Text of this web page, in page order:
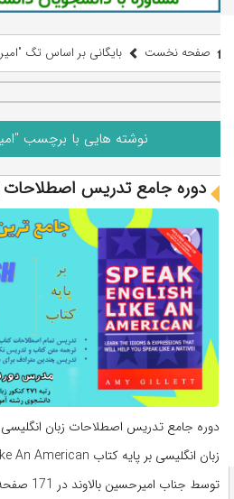
صفحه نخست بایگانی بر اساس تگ
نوشته هایی با برچسب
دوره جامع تدریس اصطلاحات
دوره جامع تدریس اصطلاحات زبان
توسط جناب امیرحسین بالاوند در 171 صفحه تهیه شده است. ...